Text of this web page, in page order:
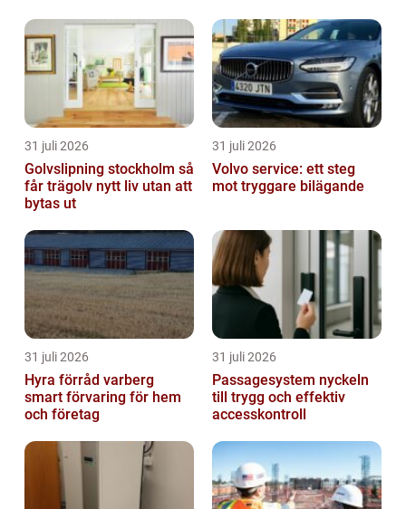
dimensionering och en trygg installatör kan
31 juli 2026
Golvslipning stockholm så
får trägolv nytt liv utan att
bytas ut
31 juli 2026
Volvo service: ett steg
mot tryggare bilägande
31 juli 2026
Hyra förråd varberg
smart förvaring för hem
och företag
31 juli 2026
Passagesystem nyckeln
till trygg och effektiv
accesskontroll